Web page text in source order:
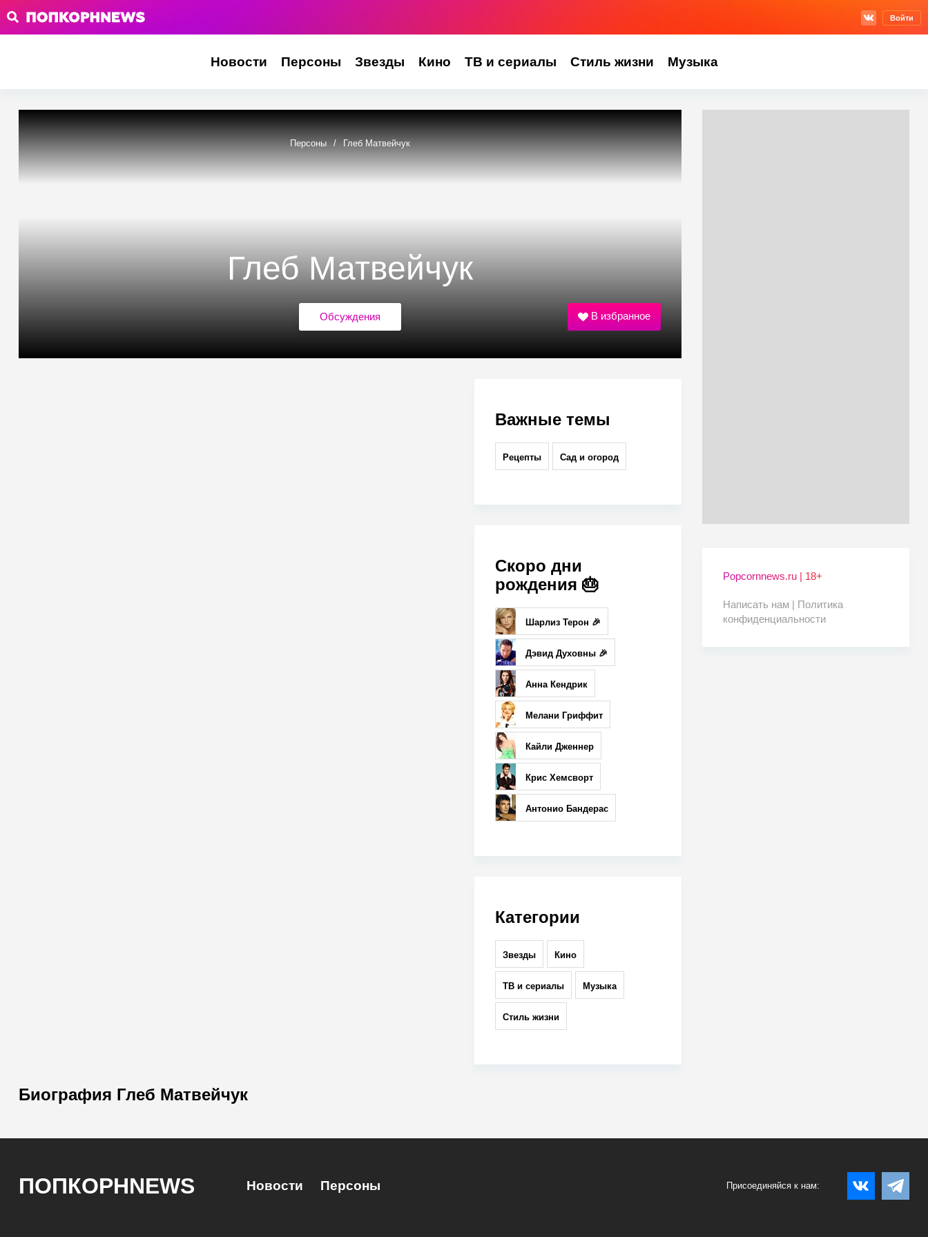
Войти
Новости Персоны Звезды Кино ТВ и сериалы Стиль жизни Музыка
Персоны / Глеб Матвейчук
Глеб Матвейчук
Обсуждения В избранное
Важные темы
Рецепты Сад и огород
Скоро дни
рождения 🎂
Шарлиз Терон 🎉
Дэвид Духовны 🎉
Анна Кендрик
Мелани Гриффит
Кайли Дженнер
Крис Хемсворт
Антонио Бандерас
Категории
Звезды Кино
ТВ и сериалы Музыка
Стиль жизни
Биография Глеб Матвейчук
Popcornnews.ru | 18+
Написать нам | Политика
конфиденциальности
ПОПКОРНNEWS Новости Персоны Присоединяйся к нам: